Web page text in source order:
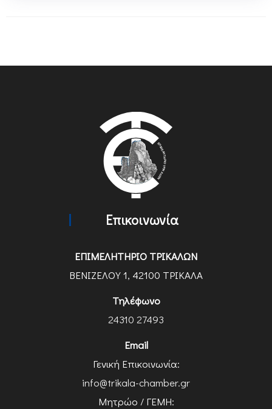
Επικοινωνία
ΕΠΙΜΕΛΗΤΗΡΙΟ ΤΡΙΚΑΛΩΝ
ΒΕΝΙΖΕΛΟΥ 1, 42100 ΤΡΙΚΑΛΑ
Τηλέφωνο
24310 27493
Email
Γενική Επικοινωνία:
info@trikala-chamber.gr
Μητρώο / ΓΕΜΗ: